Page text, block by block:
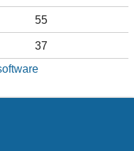
55
37